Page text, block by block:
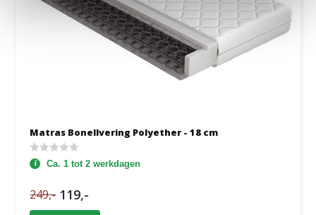
Matras Bonellvering Polyether - 18 cm
Ca. 1 tot 2 werkdagen
249,- 119,-